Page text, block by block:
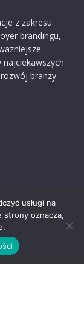
z zakresu
brandingu,
najciekawszych
branży
usługi na
strony oznacza,